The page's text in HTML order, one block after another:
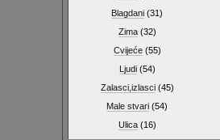
Blagdani (31)
Zima(32)
Cvijeće(55)
Ljudi(54)
Zalasci,izlasci(45)
Male stvari (54)
Ulica(16)